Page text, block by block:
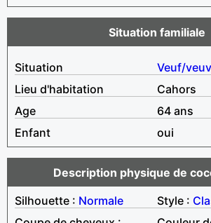
Situation familiale
Situation
Veuf/
Lieu d'habitation
Cahors
Age
64 ans
Enfant
oui
Description physique de
Silhouette : Normale Style :